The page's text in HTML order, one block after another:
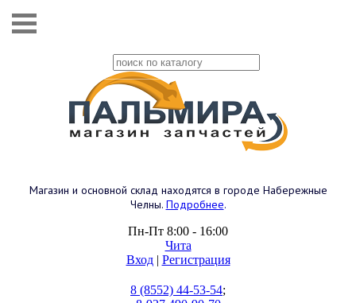
Магазин и основной склад находятся в городе Набережные
Челны. Подробнее.
Пн-Пт 8:00 - 16:00
Чита
Вход| Регистрация
8 (8552) 44-53-54;